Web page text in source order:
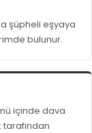
şüpheli eşyaya
bulunur.
içinde dava